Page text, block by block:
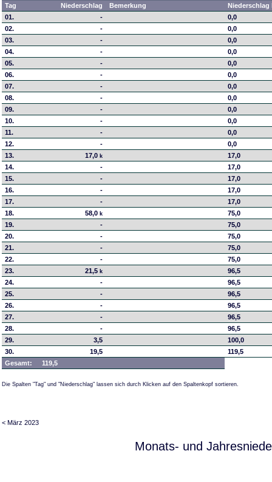
Tag Niederschlag Bemerkung
01.
-
0,0
02.
-
0,0
03.
-
0,0
04.
-
0,0
05.
-
0,0
06.
-
0,0
07.
-
0,0
08.
-
0,0
09.
-
0,0
10.
-
0,0
11.
-
0,0
12.
-
0,0
13.
17,0k
17,0
14.
-
17,0
15.
-
17,0
16.
-
17,0
17.
-
17,0
18.
58,0k
75,0
19.
-
75,0
20.
-
75,0
21.
-
75,0
22.
-
75,0
23.
21,5k
96,5
24.
-
96,5
25.
-
96,5
26.
-
96,5
27.
-
96,5
28.
-
96,5
29.
3,5
100,0
30.
19,5
119,5
Gesamt:
119,5
Die Spalten "Tag" und "Niederschlag" lassen sich durch Klicken auf den Spaltenkopf sortieren.
< März 2023
Monats- und